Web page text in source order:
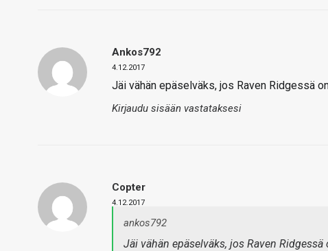
Ankos792
4.12.2017
Jäi vähän epäselväks, jos Raven Ridgessä
Kirjaudu sisään vastataksesi
Copter
4.12.2017
ankos792
Jäi vähän epäselväks, jos Raven